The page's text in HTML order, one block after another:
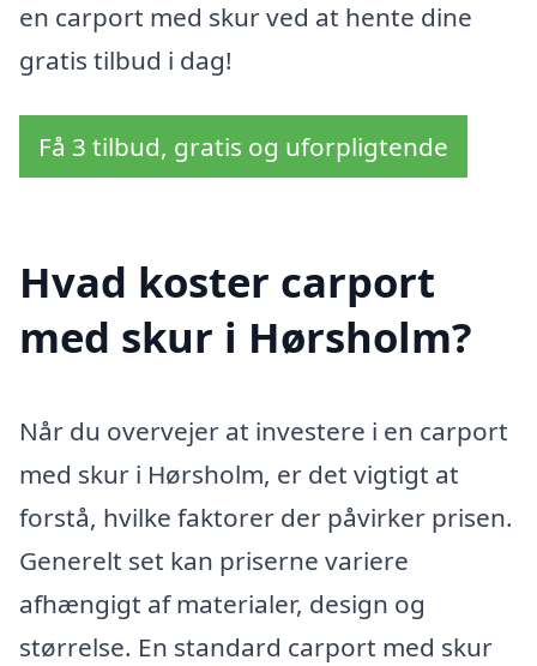
en carport med skur ved at hente dine
gratis tilbud i dag!
Få 3 tilbud, gratis og uforpligtende
Hvad koster carport
med skur i Hørsholm?
Når du overvejer at investere i en carport
med skur i Hørsholm, er det vigtigt at
forstå, hvilke faktorer der påvirker prisen.
Generelt set kan priserne variere
afhængigt af materialer, design og
størrelse. En standard carport med skur